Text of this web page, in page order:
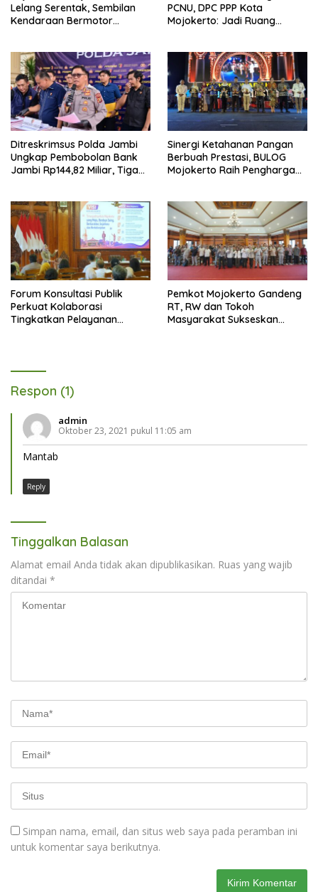
Lelang Serentak, Sembilan
Kendaraan Bermotor
PCNU, DPC PPP Kota
Mojokerto: Jadi Ruang
Ditreskrimsus Polda Jambi
Ungkap Pembobolan Bank
Jambi Rp144,82 Miliar, Tiga
Sinergi Ketahanan Pangan
Berbuah Prestasi, BULOG
Mojokerto Raih Penghargaan
Forum Konsultasi Publik
Perkuat Kolaborasi
Tingkatkan Pelayanan
Pemkot Mojokerto Gandeng
RT, RW dan Tokoh
Masyarakat Sukseskan
Respon (1)
admin
Oktober 23, 2021 pukul 11:05 am
Mantab
Reply
Tinggalkan Balasan
Alamat email Anda tidak akan dipublikasikan. Ruas yang wajib
ditandai *
Simpan nama, email, dan situs web saya pada peramban ini
untuk komentar saya berikutnya.